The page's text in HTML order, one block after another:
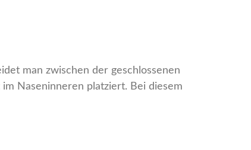
man zwischen der geschlossenen
Naseninneren platziert. Bei diesem